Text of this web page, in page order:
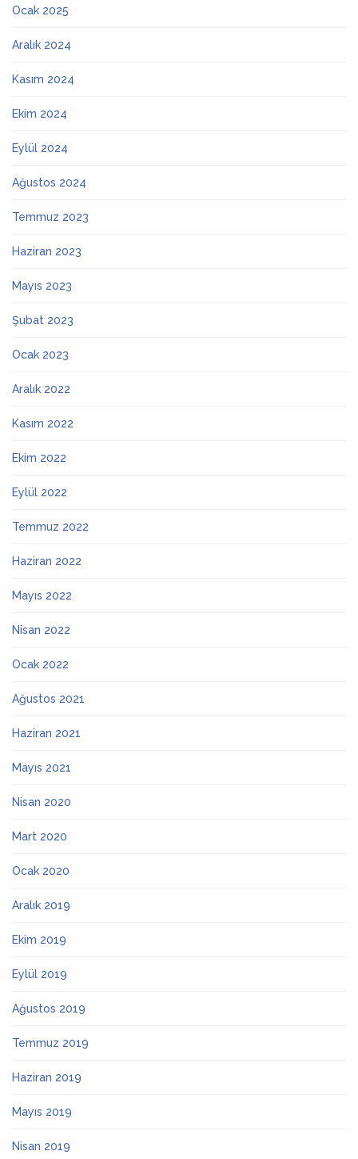
Ocak 2025
Aralık 2024
Kasım 2024
Ekim 2024
Eylül 2024
Ağustos 2024
Temmuz 2023
Haziran 2023
Mayıs 2023
Şubat 2023
Ocak 2023
Aralık 2022
Kasım 2022
Ekim 2022
Eylül 2022
Temmuz 2022
Haziran 2022
Mayıs 2022
Nisan 2022
Ocak 2022
Ağustos 2021
Haziran 2021
Mayıs 2021
Nisan 2020
Mart 2020
Ocak 2020
Aralık 2019
Ekim 2019
Eylül 2019
Ağustos 2019
Temmuz 2019
Haziran 2019
Mayıs 2019
Nisan 2019